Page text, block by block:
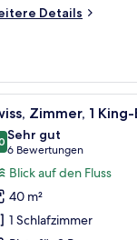
Details
Arbeitsplatz
5 Zimmer, 1
von 10
Sehr gut
6 Bewertungen
(6
Bewertungen)
Blick auf den Fluss
40 m²
1 Schlafzimmer